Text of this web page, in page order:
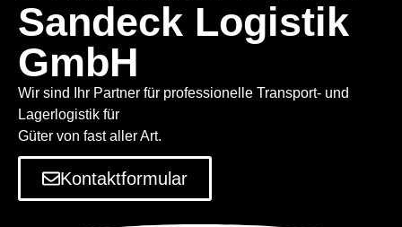
Sandeck Logistik
GmbH
Wir sind Ihr Partner für professionelle Transport- und
Lagerlogistik für
Güter von fast aller Art.
Kontaktformular